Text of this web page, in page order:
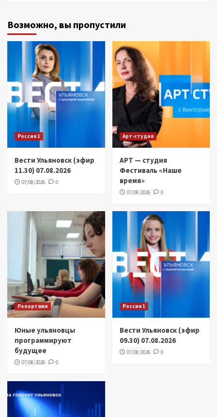
Возможно, вы пропустили
Россия 1
Вести Ульяновск (эфир
11.30) 07.08.2026
07/08/2026 0
Арт-студия
АРТ — студия
Фестиваль «Наше
время»
07/08/2026 0
Репортажи
Юные ульяновцы
программируют
будущее
07/08/2026 0
Россия 1
Вести Ульяновск (эфир
09.30) 07.08.2026
07/08/2026 0